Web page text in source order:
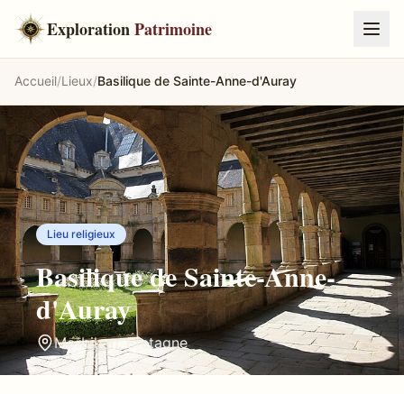
ExplorationPatrimoine
Accueil/Lieux/Basilique de Sainte-Anne-d'Auray
Lieu religieux
Basilique de Sainte-Anne-
d'Auray
Morbihan,Bretagne